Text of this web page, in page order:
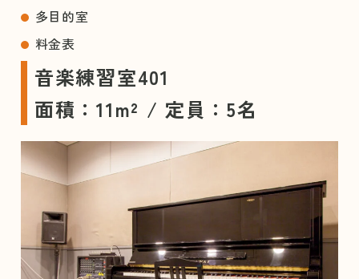
多目的室
料金表
音楽練習室401
面積：11m² / 定員：5名